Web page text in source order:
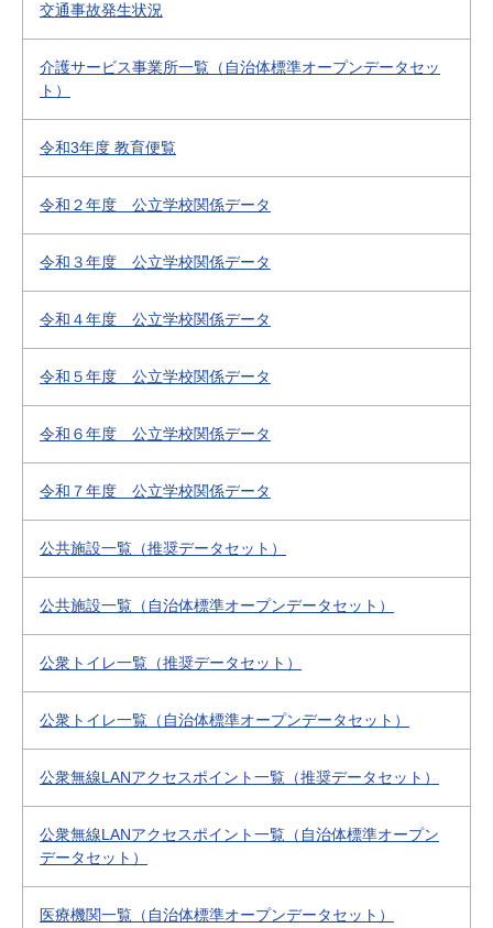
交通事故発生状況
介護サービス事業所一覧（自治体標準オープンデータセッ
ト）
令和3年度 教育便覧
令和２年度 公立学校関係データ
令和３年度 公立学校関係データ
令和４年度 公立学校関係データ
令和５年度 公立学校関係データ
令和６年度 公立学校関係データ
令和７年度 公立学校関係データ
公共施設一覧（推奨データセット）
公共施設一覧（自治体標準オープンデータセット）
公衆トイレ一覧（推奨データセット）
公衆トイレ一覧（自治体標準オープンデータセット）
公衆無線LANアクセスポイント一覧（推奨データセット）
公衆無線LANアクセスポイント一覧（自治体標準オープン
データセット）
医療機関一覧（自治体標準オープンデータセット）